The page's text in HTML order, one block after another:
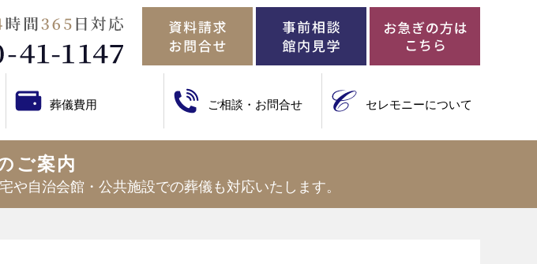
葬儀費用 ご相談・お問合せ セレモニーについて
ご案内
自治会館・公共施設での葬儀も対応いたします。